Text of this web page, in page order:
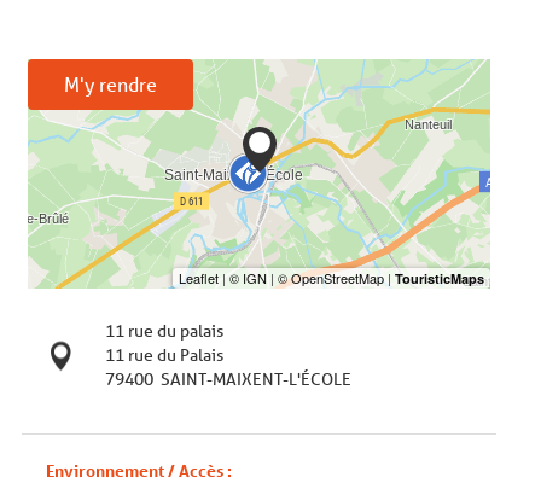
M'y rendre
11 rue du palais
11 rue du Palais
79400 SAINT-MAIXENT-L'ÉCOLE
Environnement / Accès :